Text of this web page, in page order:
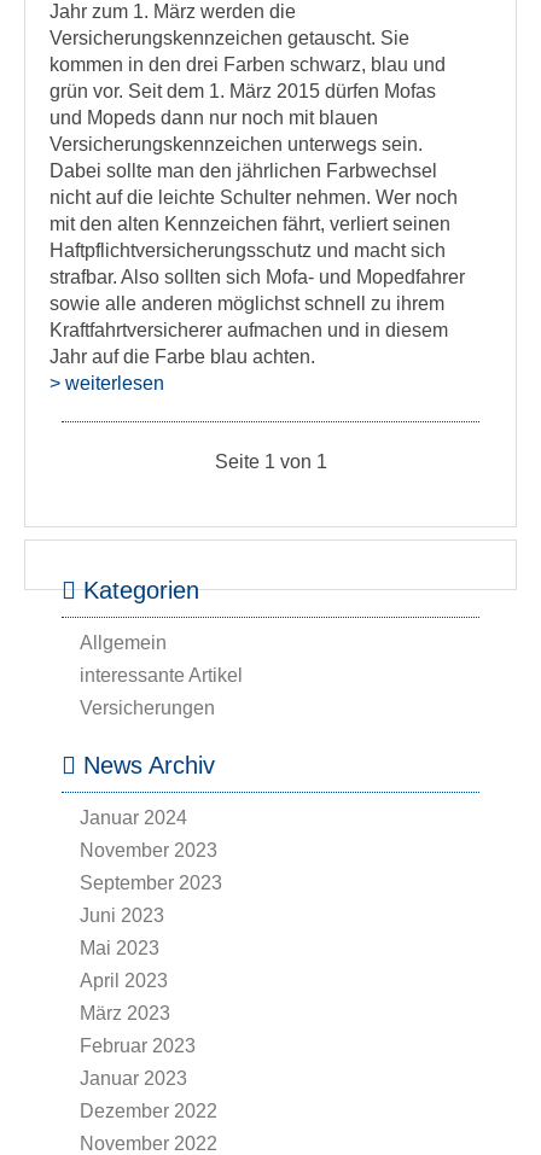
Jahr zum 1. März werden die
Versicherungskennzeichen getauscht. Sie
kommen in den drei Farben schwarz, blau und
grün vor. Seit dem 1. März 2015 dürfen Mofas
und Mopeds dann nur noch mit blauen
Versicherungskennzeichen unterwegs sein.
Dabei sollte man den jährlichen Farbwechsel
nicht auf die leichte Schulter nehmen. Wer noch
mit den alten Kennzeichen fährt, verliert seinen
Haftpflichtversicherungsschutz und macht sich
strafbar. Also sollten sich Mofa- und Mopedfahrer
sowie alle anderen möglichst schnell zu ihrem
Kraftfahrtversicherer aufmachen und in diesem
Jahr auf die Farbe blau achten.
> weiterlesen
Seite 1 von 1
Kategorien
Allgemein
interessante Artikel
Versicherungen
News Archiv
Januar 2024
November 2023
September 2023
Juni 2023
Mai 2023
April 2023
März 2023
Februar 2023
Januar 2023
Dezember 2022
November 2022